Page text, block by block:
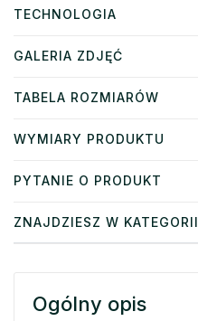
TECHNOLOGIA
GALERIA ZDJĘĆ
TABELA ROZMIARÓW
WYMIARY PRODUKTU
PYTANIE O PRODUKT
ZNAJDZIESZ W KATEGORII
Ogólny opis